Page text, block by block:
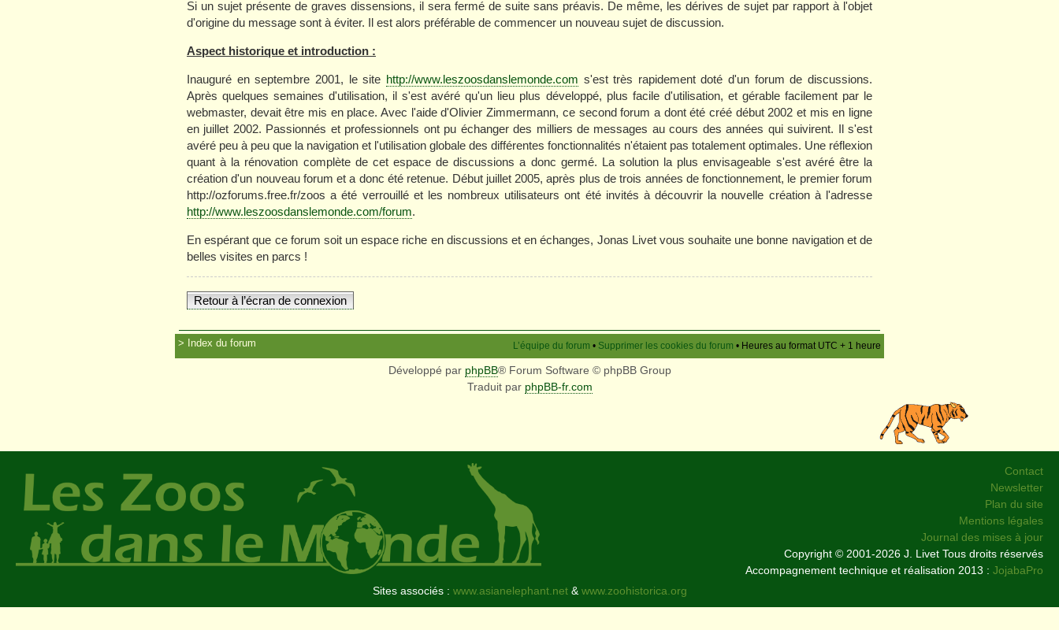
Si un sujet présente de graves dissensions, il sera fermé de suite sans préavis. De même, les dérives de sujet par rapport à l'objet
d'origine du message sont à éviter. Il est alors préférable de commencer un nouveau sujet de discussion.
Aspect historique et introduction :
Inauguré en septembre 2001, le site http://www.leszoosdanslemonde.com s'est très rapidement doté d'un forum de discussions.
Après quelques semaines d'utilisation, il s'est avéré qu'un lieu plus développé, plus facile d'utilisation, et gérable facilement par le
webmaster, devait être mis en place. Avec l'aide d'Olivier Zimmermann, ce second forum a dont été créé début 2002 et mis en ligne
en juillet 2002. Passionnés et professionnels ont pu échanger des milliers de messages au cours des années qui suivirent. Il s'est
avéré peu à peu que la navigation et l'utilisation globale des différentes fonctionnalités n'étaient pas totalement optimales. Une réflexion
quant à la rénovation complète de cet espace de discussions a donc germé. La solution la plus envisageable s'est avéré être la
création d'un nouveau forum et a donc été retenue. Début juillet 2005, après plus de trois années de fonctionnement, le premier forum
http://ozforums.free.fr/zoos a été verrouillé et les nombreux utilisateurs ont été invités à découvrir la nouvelle création à l'adresse
http://www.leszoosdanslemonde.com/forum.
En espérant que ce forum soit un espace riche en discussions et en échanges, Jonas Livet vous souhaite une bonne navigation et de
belles visites en parcs !
Retour à l’écran de connexion
Index du forum L’équipe du forum • Supprimer les cookies du forum • Heures au format UTC + 1 heure
Développé par phpBB® Forum Software © phpBB Group
Traduit par phpBB-fr.com
Contact
Newsletter
Plan du site
Mentions légales
Journal des mises à jour
Copyright © 2001-2026 J. Livet Tous droits réservés
Accompagnement technique et réalisation 2013 : JojabaPro
Sites associés : www.asianelephant.net& www.zoohistorica.org